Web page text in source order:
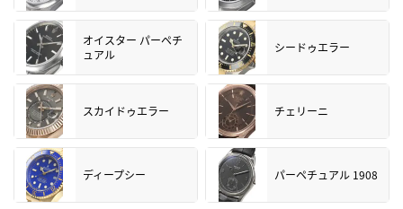
オイスター パーペチ
ュアル
シードゥエラー
スカイドゥエラー チェリーニ
ディープシー パーペチュアル 1908